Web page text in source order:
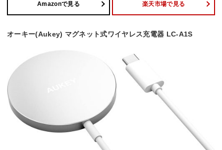
Amazonで見る 楽天市場で見る
オーキー(Aukey) マグネット式ワイヤレス充電器 LC-A1S